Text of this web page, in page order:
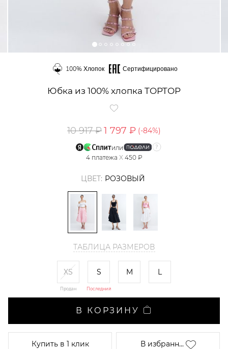
100% Хлопок Сертифицировано
Юбка из 100% хлопка TOPTOP
10 917 ₽1 797 ₽ (-84%)
или
4 платежа X 450 ₽
ЦВЕТ: РОЗОВЫЙ
ТАБЛИЦА РАЗМЕРОВ
XS
Продан
S
Последний
M L
В КОРЗИНУ
Купитьв 1 клик В избранн...